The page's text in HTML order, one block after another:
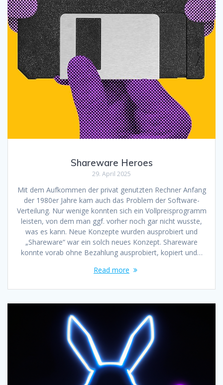
Shareware Heroes
29. April 2025
Mit dem Aufkommen der privat genutzten Rechner Anfang
der 1980er Jahre kam auch das Problem der Software-
Verteilung. Nur wenige konnten sich ein Vollpreisprogramm
leisten, von dem man ggf. vorher noch gar nicht wusste,
was es kann. Neue Konzepte wurden ausprobiert und
„Shareware“ war ein solch neues Konzept. Shareware
konnte vorab ohne Bezahlung ausprobiert, kopiert und…
Read more